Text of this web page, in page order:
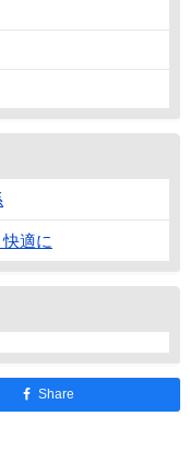
適に
Share